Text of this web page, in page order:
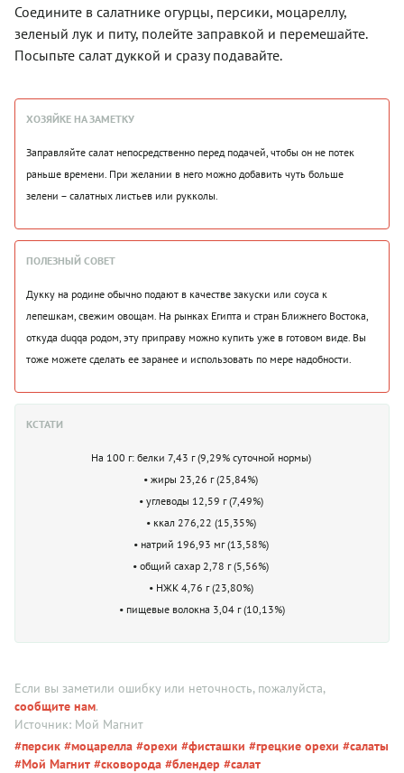
Соедините в салатнике огурцы, персики, моцареллу,
зеленый лук и питу, полейте заправкой и перемешайте.
Посыпьте салат дуккой и сразу подавайте.
ХОЗЯЙКЕ НА ЗАМЕТКУ
Заправляйте салат непосредственно перед подачей, чтобы он не потек
раньше времени. При желании в него можно добавить чуть больше
зелени – салатных листьев или рукколы.
ПОЛЕЗНЫЙ СОВЕТ
Дукку на родине обычно подают в качестве закуски или соуса к
лепешкам, свежим овощам. На рынках Египта и стран Ближнего Востока,
откуда duqqa родом, эту приправу можно купить уже в готовом виде. Вы
тоже можете сделать ее заранее и использовать по мере надобности.
КСТАТИ
На 100 г: белки 7,43 г (9,29% суточной нормы)
• жиры 23,26 г (25,84%)
• углеводы 12,59 г (7,49%)
• ккал 276,22 (15,35%)
• натрий 196,93 мг (13,58%)
• общий сахар 2,78 г (5,56%)
• НЖК 4,76 г (23,80%)
• пищевые волокна 3,04 г (10,13%)
Если вы заметили ошибку или неточность, пожалуйста,
сообщите нам.
Источник: Мой Магнит
#персик #моцарелла #орехи #фисташки #грецкие орехи #салаты
#Мой Магнит #сковорода #блендер #салат